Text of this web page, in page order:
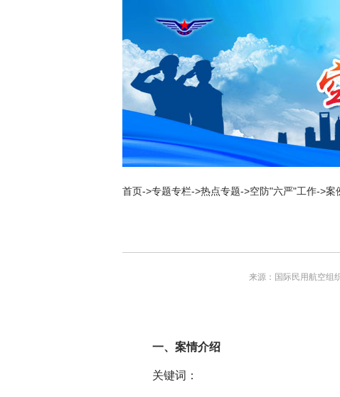
首页->专题专栏->热点专题->空防"六严"工作->案
来源：国际民用航空组
一、案情介绍
关键词：